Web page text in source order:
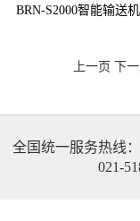
BRN-S2000智能输送
上一页 下
全国统一服务热线：
021-